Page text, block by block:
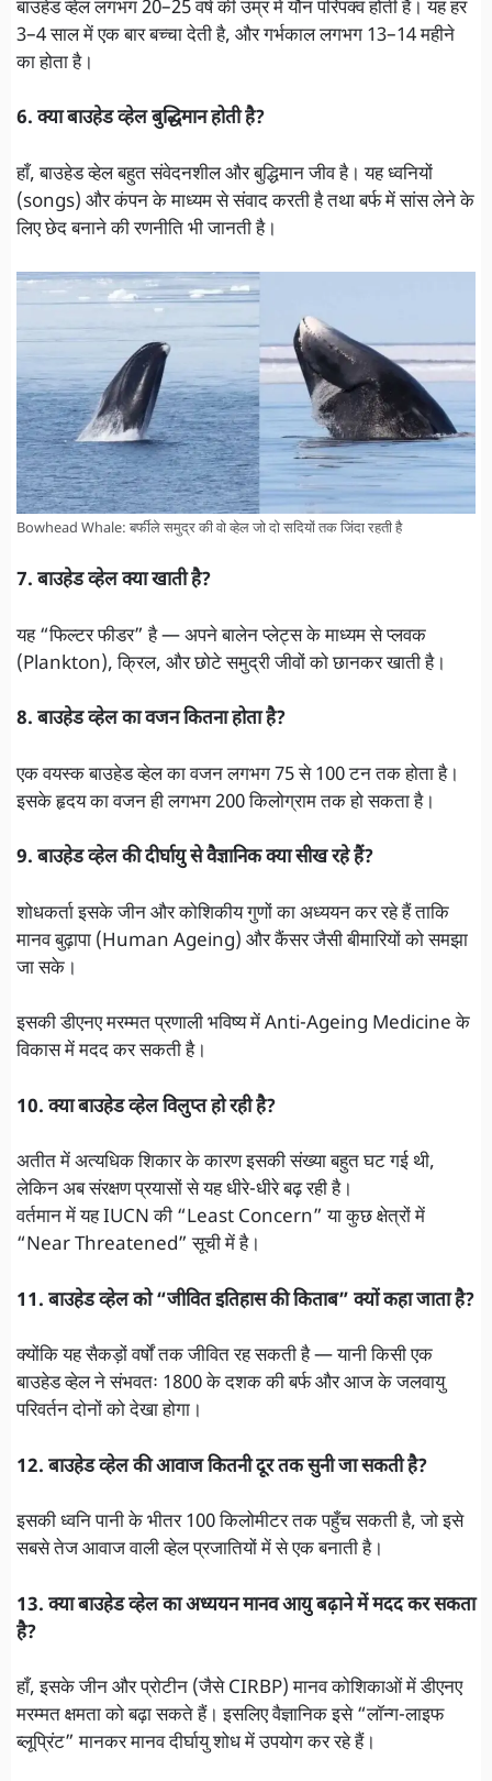
बाउहेड व्हेल लगभग 20–25 वर्ष की उम्र में यौन परिपक्व होती है। यह हर
3–4 साल में एक बार बच्चा देती है, और गर्भकाल लगभग 13–14 महीने
का होता है।
6. क्या बाउहेड व्हेल बुद्धिमान होती है?
हाँ, बाउहेड व्हेल बहुत संवेदनशील और बुद्धिमान जीव है। यह ध्वनियों
(songs) और कंपन के माध्यम से संवाद करती है तथा बर्फ में सांस लेने के
लिए छेद बनाने की रणनीति भी जानती है।
Bowhead Whale: बर्फीले समुद्र की वो व्हेल जो दो सदियों तक जिंदा रहती है
7. बाउहेड व्हेल क्या खाती है?
यह “फिल्टर फीडर” है — अपने बालेन प्लेट्स के माध्यम से प्लवक
(Plankton), क्रिल, और छोटे समुद्री जीवों को छानकर खाती है।
8. बाउहेड व्हेल का वजन कितना होता है?
एक वयस्क बाउहेड व्हेल का वजन लगभग 75 से 100 टन तक होता है।
इसके हृदय का वजन ही लगभग 200 किलोग्राम तक हो सकता है।
9. बाउहेड व्हेल की दीर्घायु से वैज्ञानिक क्या सीख रहे हैं?
शोधकर्ता इसके जीन और कोशिकीय गुणों का अध्ययन कर रहे हैं ताकि
मानव बुढ़ापा (Human Ageing) और कैंसर जैसी बीमारियों को समझा
जा सके।
इसकी डीएनए मरम्मत प्रणाली भविष्य में Anti-Ageing Medicine के
विकास में मदद कर सकती है।
10. क्या बाउहेड व्हेल विलुप्त हो रही है?
अतीत में अत्यधिक शिकार के कारण इसकी संख्या बहुत घट गई थी,
लेकिन अब संरक्षण प्रयासों से यह धीरे-धीरे बढ़ रही है।
वर्तमान में यह IUCN की “Least Concern” या कुछ क्षेत्रों में
“Near Threatened” सूची में है।
11. बाउहेड व्हेल को “जीवित इतिहास की किताब” क्यों कहा जाता है?
क्योंकि यह सैकड़ों वर्षों तक जीवित रह सकती है — यानी किसी एक
बाउहेड व्हेल ने संभवतः 1800 के दशक की बर्फ और आज के जलवायु
परिवर्तन दोनों को देखा होगा।
12. बाउहेड व्हेल की आवाज कितनी दूर तक सुनी जा सकती है?
इसकी ध्वनि पानी के भीतर 100 किलोमीटर तक पहुँच सकती है, जो इसे
सबसे तेज आवाज वाली व्हेल प्रजातियों में से एक बनाती है।
13. क्या बाउहेड व्हेल का अध्ययन मानव आयु बढ़ाने में मदद कर सकता
है?
हाँ, इसके जीन और प्रोटीन (जैसे CIRBP) मानव कोशिकाओं में डीएनए
मरम्मत क्षमता को बढ़ा सकते हैं। इसलिए वैज्ञानिक इसे “लॉन्ग-लाइफ
ब्लूप्रिंट” मानकर मानव दीर्घायु शोध में उपयोग कर रहे हैं।